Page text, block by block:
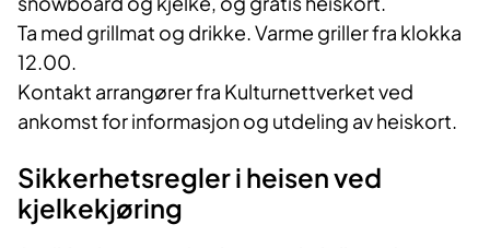
Ta med grillmat og drikke. Varme griller fra klokka
12.00.
Kontakt arrangører fra Kulturnettverket ved
ankomst for informasjon og utdeling av heiskort.
Sikkerhetsregler i heisen ved
kjelkekjøring